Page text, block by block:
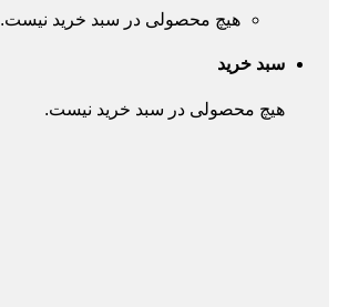
هیچ محصولی در سبد خرید نیست.
سبد خرید
هیچ محصولی در سبد خرید نیست.